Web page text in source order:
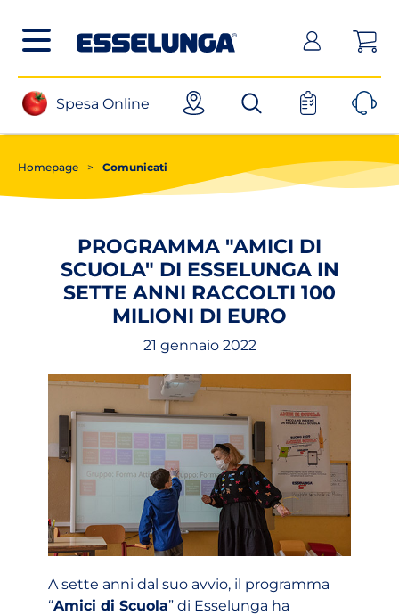
Spesa Online(apri in un nuovo tab)
Homepage > Comunicati
PROGRAMMA "AMICI DI
SCUOLA" DI ESSELUNGA IN
SETTE ANNI RACCOLTI 100
MILIONI DI EURO
21 gennaio 2022
A sette anni dal suo avvio, il programma
“Amici di Scuola” di Esselunga ha